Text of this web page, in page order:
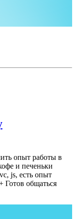
опыт работы в
и печеньки
js, есть опыт
Готов общаться